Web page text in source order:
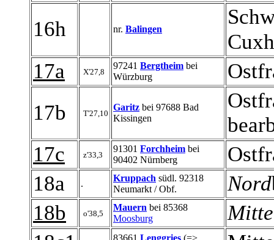
16h
nr. Balingen
17a
X'27,8
97241 Bergtheim bei
Würzburg
17b
T'27,10
Garitz bei 97688 Bad
Kissingen
17c
z'33,3
91301 Forchheim bei
90402 Nürnberg
18a
.
Kruppach südl. 92318
Neumarkt / Obf.
Nord
18b
o'38,5
Mauern bei 85368
Moosburg
83661 Lenggries (=>